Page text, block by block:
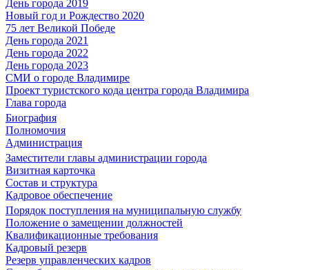
День города 2019
Новый год и Рождество 2020
75 лет Великой Победе
День города 2021
День города 2022
День города 2023
СМИ о городе Владимире
Проект туристского кода центра города Владимира
Глава города
Биография
Полномочия
Администрация
Заместители главы администрации города
Визитная карточка
Состав и структура
Кадровое обеспечение
Порядок поступления на муниципальную службу
Положение о замещении должностей
Квалификационные требования
Кадровый резерв
Резерв управленческих кадров